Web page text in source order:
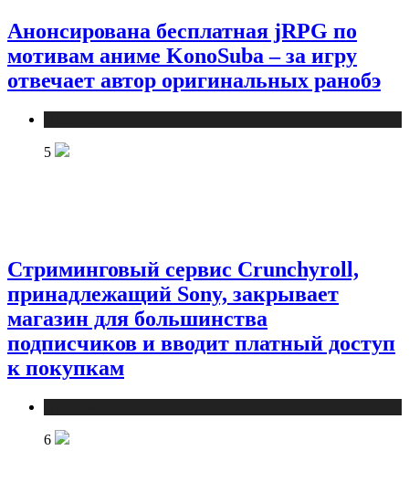
Анонсирована бесплатная jRPG по
мотивам аниме KonoSuba – за игру
отвечает автор оригинальных ранобэ
5
Стриминговый сервис Crunchyroll,
принадлежащий Sony, закрывает
магазин для большинства
подписчиков и вводит платный доступ
к покупкам
6